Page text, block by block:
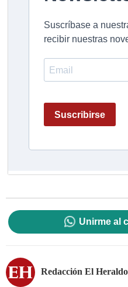
Unirme al
Redacción El Heraldo